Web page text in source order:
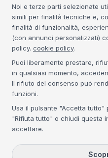
Insight sulla sicurezza IT e
Iscrivendoti accetti laPrivacy Policy
CERTIFICAZIONI
Acronis Platinum
©2026Kubee S.r.l. — P.IVA
Soc. € 50.000 i.v.
Noi e terze parti selezionate
simili per finalità tecniche e,
finalità di funzionalità,
(con annunci personalizzati)
policy. cookie policy.
Puoi liberamente prestare,
in qualsiasi momento,
Il rifiuto del consenso può
funzioni.
Usa il pulsante "Accetta tutto"
"Rifiuta tutto" o chiudi questa
accettare.